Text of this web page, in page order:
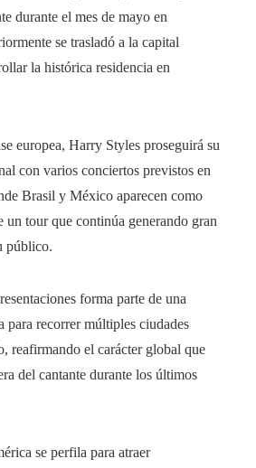
durante el mes de mayo en
se trasladó a la capital
la histórica residencia en
europea, Harry Styles proseguirá su
con varios conciertos previstos en
Brasil y México aparecen como
un tour que continúa generando gran
público.
forma parte de una
para recorrer múltiples ciudades
reafirmando el carácter global que
del cantante durante los últimos
se perfila para atraer